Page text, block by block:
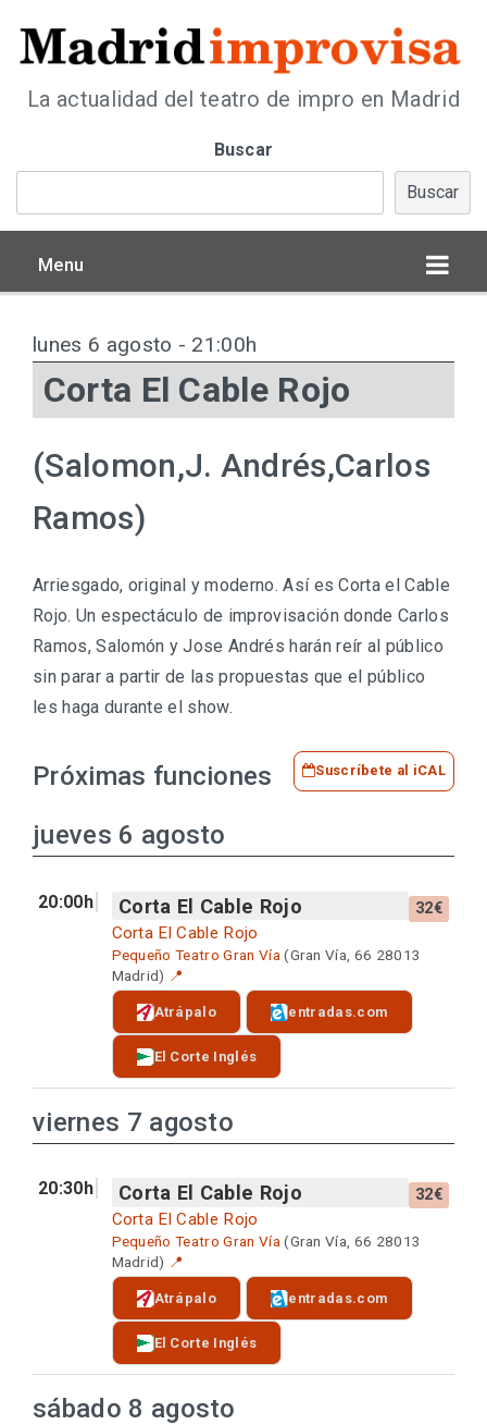
La actualidad del teatro de impro en Madrid
Buscar
Buscar
Menu
lunes 6 agosto - 21:00h
Corta El Cable Rojo
(Salomon,J. Andrés,Carlos
Ramos)
Arriesgado, original y moderno. Así es Corta el Cable
Rojo. Un espectáculo de improvisación donde Carlos
Ramos, Salomón y Jose Andrés harán reír al público
sin parar a partir de las propuestas que el público
les haga durante el show.
Próximas funciones Suscríbete al iCAL
jueves 6 agosto
20:00h Corta El Cable Rojo 32€
Corta El Cable Rojo
Pequeño Teatro Gran Vía (Gran Vía, 66 28013
Madrid) 📍
Atrápalo entradas.com
El Corte Inglés
viernes 7 agosto
20:30h Corta El Cable Rojo 32€
Corta El Cable Rojo
Pequeño Teatro Gran Vía (Gran Vía, 66 28013
Madrid) 📍
Atrápalo entradas.com
El Corte Inglés
sábado 8 agosto